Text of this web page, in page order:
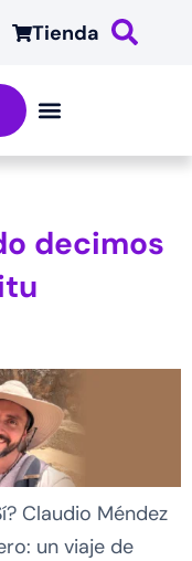
Tienda
decimos
Claudio Méndez
un viaje de